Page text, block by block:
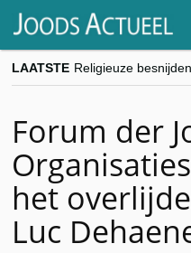
LAATSTE
Forum der
het
Luc